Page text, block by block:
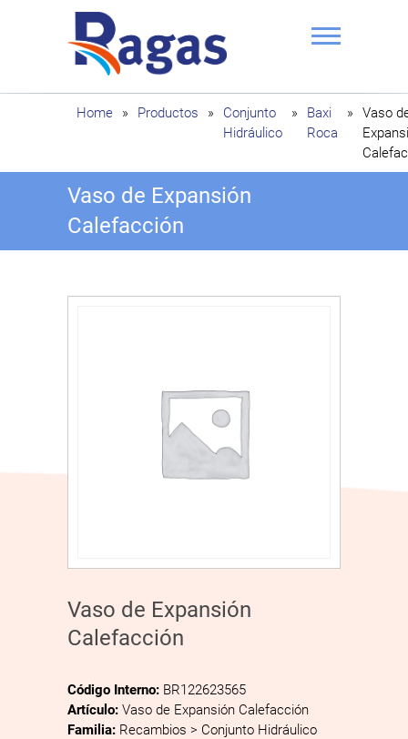
Ragas
Home » Productos »
Conjunto
Hidráulico
»
Baxi
Roca
»
Vaso
Vaso de Expansión
Calefacción
Vaso de Expansión
Calefacción
Código Interno: BR122623565
Artículo: Vaso de Expansión Calefacción
Familia: Recambios > Conjunto Hidráulico